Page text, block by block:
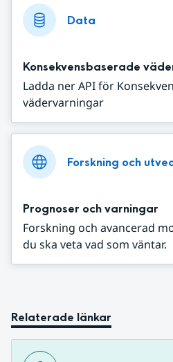
Data
Konsekvensbaserade
Ladda ner API för
vädervarningar
Forskning och
Prognoser och varningar
Forskning och avancerad
du ska veta vad som väntar.
Relaterade länkar